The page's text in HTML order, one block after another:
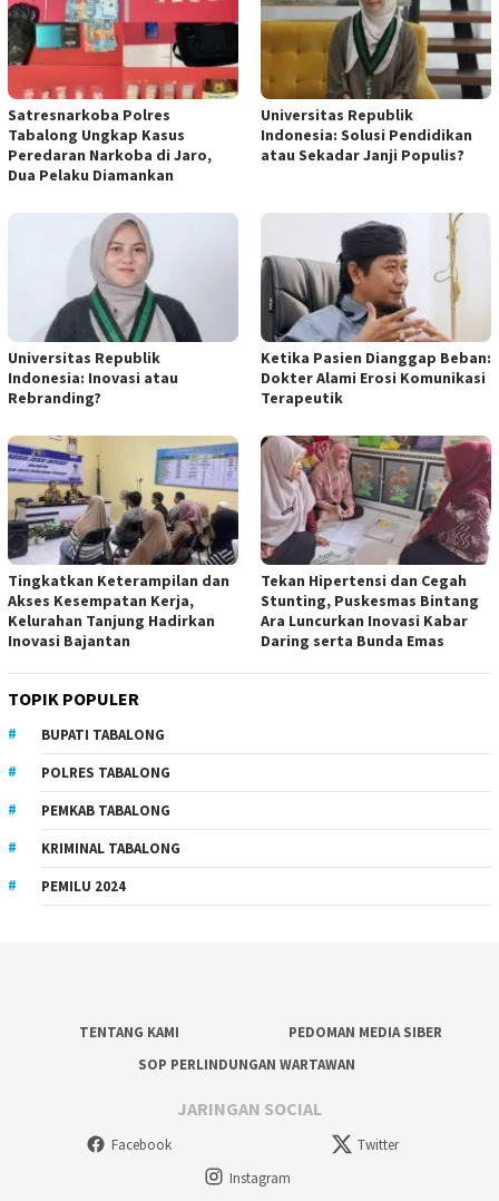
Satresnarkoba Polres
Tabalong Ungkap Kasus
Peredaran Narkoba di Jaro,
Dua Pelaku Diamankan
Universitas Republik
Indonesia: Solusi Pendidikan
atau Sekadar Janji Populis?
Universitas Republik
Indonesia: Inovasi atau
Rebranding?
Ketika Pasien Dianggap Beban:
Dokter Alami Erosi Komunikasi
Terapeutik
Tingkatkan Keterampilan dan
Akses Kesempatan Kerja,
Kelurahan Tanjung Hadirkan
Inovasi Bajantan
Tekan Hipertensi dan Cegah
Stunting, Puskesmas Bintang
Ara Luncurkan Inovasi Kabar
Daring serta Bunda Emas
TOPIK POPULER
BUPATI TABALONG
POLRES TABALONG
PEMKAB TABALONG
KRIMINAL TABALONG
PEMILU 2024
TENTANG KAMI
PEDOMAN MEDIA SIBER
SOP PERLINDUNGAN WARTAWAN
JARINGAN SOCIAL
Facebook
Twitter
Instagram